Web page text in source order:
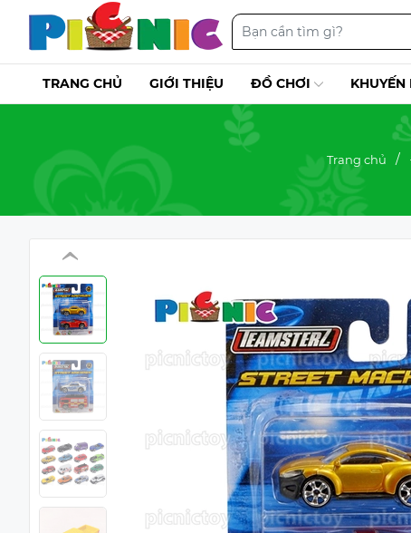
TRANG CHỦ GIỚI THIỆU ĐỒ CHƠI KHUYẾN
Trang chủ